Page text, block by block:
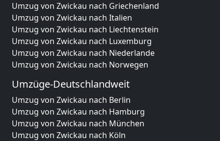
Umzug von Zwickau nach Griechenland
Umzug von Zwickau nach Italien
Umzug von Zwickau nach Liechtenstein
Umzug von Zwickau nach Luxemburg
Umzug von Zwickau nach Niederlande
Umzug von Zwickau nach Norwegen
Umzüge-Deutschlandweit
Umzug von Zwickau nach Berlin
Umzug von Zwickau nach Hamburg
Umzug von Zwickau nach München
Umzug von Zwickau nach Köln